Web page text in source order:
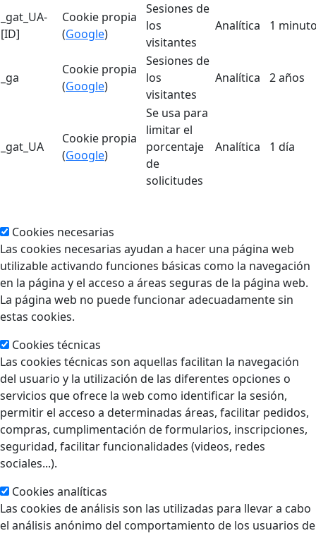
_gat_UA-
[ID]
Cookie propia
(Google)
Sesiones de
los
visitantes
Analítica 1
_ga
Cookie propia
(Google)
Sesiones de
los
visitantes
Analítica 2 años
_gat_UA
Cookie propia
(Google)
Se usa para
limitar el
porcentaje
de
solicitudes
Analítica 1 día
Cookies necesarias
Las cookies necesarias ayudan a hacer una página web
utilizable activando funciones básicas como la navegación
en la página y el acceso a áreas seguras de la página web.
La página web no puede funcionar adecuadamente sin
estas cookies.
Cookies técnicas
Las cookies técnicas son aquellas facilitan la navegación
del usuario y la utilización de las diferentes opciones o
servicios que ofrece la web como identificar la sesión,
permitir el acceso a determinadas áreas, facilitar pedidos,
compras, cumplimentación de formularios, inscripciones,
seguridad, facilitar funcionalidades (videos, redes
sociales...).
Cookies analíticas
Las cookies de análisis son las utilizadas para llevar a cabo
el análisis anónimo del comportamiento de los usuarios de